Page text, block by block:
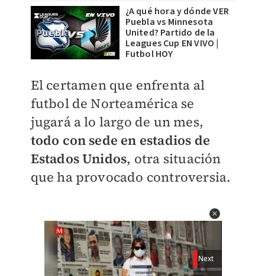
¿A qué hora y dónde VER
Puebla vs Minnesota
United? Partido de la
Leagues Cup EN VIVO |
Futbol HOY
El certamen que enfrenta al
futbol de Norteamérica se
jugará a lo largo de un mes,
todo con sede en estadios de
Estados Unidos, otra situación
que ha provocado controversia.